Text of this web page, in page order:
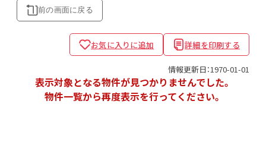
前の画面に戻る
お気に入りに追加 詳細を印刷する
情報更新日：1970-01-01
表示対象となる物件が見つかりませんでした。
物件一覧から再度表示を行ってください。